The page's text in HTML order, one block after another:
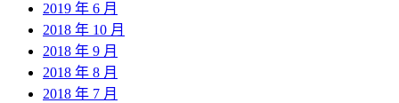
2019 年 6 月
2018 年 10 月
2018 年 9 月
2018 年 8 月
2018 年 7 月